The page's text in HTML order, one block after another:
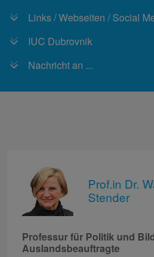
Links / Webseiten / Social
IUC Dubrovnik
Nachricht an ...
Prof.in Dr.
Stender
Professur für Politik und
Auslandsbeauftragte